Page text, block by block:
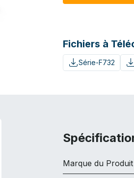
Fichiers à
Série-F732
Marque du Produit